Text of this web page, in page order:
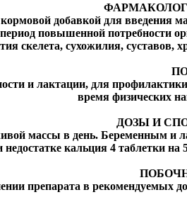
добавкой для введения
повышенной потребности
скелета, сухожилия,
и лактации, для
время физических
ДОЗЫ И
массы в день. Беременным
недостатке кальция 4 таблетки
препарата в рекомендуемых